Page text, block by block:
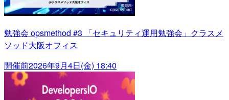
勉強会 opsmethod #3 「セキュリティ運用勉強会」クラスメ
ソッド大阪オフィス
開催前2026年9月4日(金) 18:40